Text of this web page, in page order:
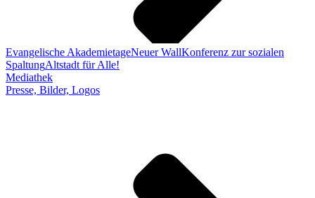
Evangelische AkademietageNeuer WallKonferenz zur sozialen
SpaltungAltstadt für Alle!
Mediathek
Presse, Bilder, Logos